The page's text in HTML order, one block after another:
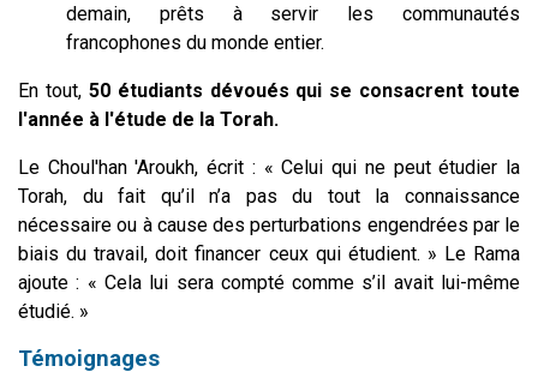
demain, prêts à servir les communautés
francophones du monde entier.
En tout, 50 étudiants dévoués qui se consacrent toute
l'année à l'étude de la Torah.
Le Choul'han 'Aroukh, écrit : « Celui qui ne peut étudier la
Torah, du fait qu’il n’a pas du tout la connaissance
nécessaire ou à cause des perturbations engendrées par le
biais du travail, doit financer ceux qui étudient. » Le Rama
ajoute : « Cela lui sera compté comme s’il avait lui-même
étudié. »
Témoignages